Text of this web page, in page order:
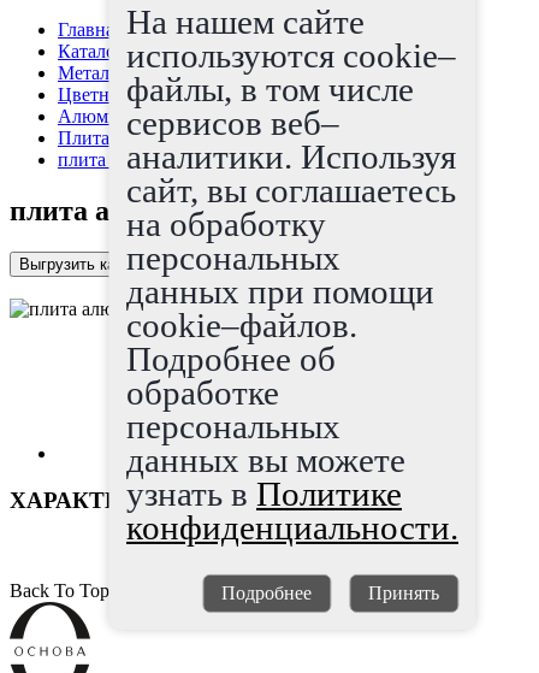
Главная страница
Каталог
Металлопрокат
Цветные металлы
Алюминий, дюраль
Плита алюминиевая
плита алюминиевая 18x1500x3000
плита алюминиевая 18x1500x3000
Выгрузить каталог в Excel
ХАРАКТЕРИСТИКИ
Back To Top
На нашем сайте
используются cookie–
файлы, в том числе
сервисов веб–
аналитики. Используя
сайт, вы соглашаетесь
на обработку
персональных
данных при помощи
cookie–файлов.
Подробнее об
обработке
персональных
данных вы можете
узнать в Политике
конфиденциальности.
Подробнее Принять